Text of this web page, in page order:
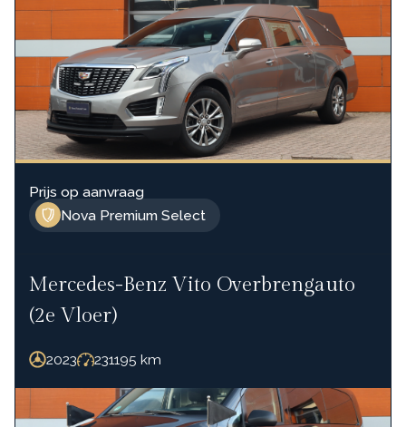
Nova Premium Select
Prijs op aanvraag
Mercedes-Benz Vito Overbrengauto
(2e Vloer)
2023 231195 km